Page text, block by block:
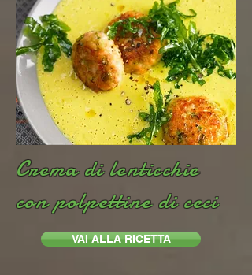
Crema di lenticchie
con polpettine di ceci
VAI ALLA RICETTA